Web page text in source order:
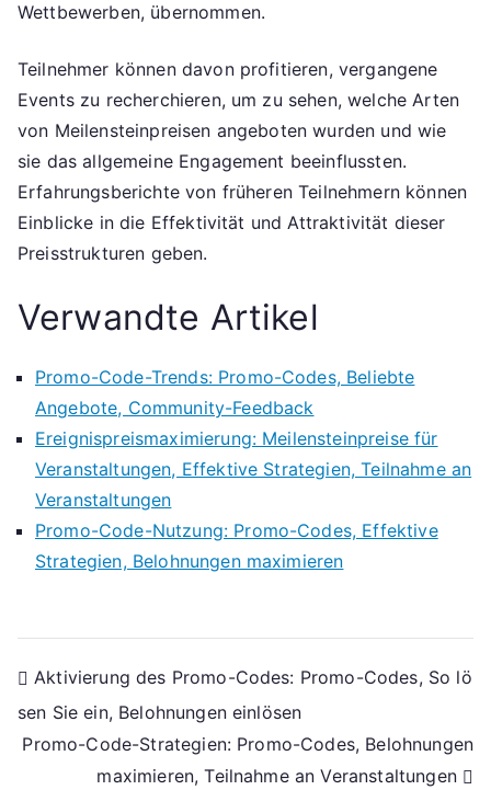
Wettbewerben, übernommen.
Teilnehmer können davon profitieren, vergangene
Events zu recherchieren, um zu sehen, welche Arten
von Meilensteinpreisen angeboten wurden und wie
sie das allgemeine Engagement beeinflussten.
Erfahrungsberichte von früheren Teilnehmern können
Einblicke in die Effektivität und Attraktivität dieser
Preisstrukturen geben.
Verwandte Artikel
Promo-Code-Trends: Promo-Codes, Beliebte
Angebote, Community-Feedback
Ereignispreismaximierung: Meilensteinpreise für
Veranstaltungen, Effektive Strategien, Teilnahme an
Veranstaltungen
Promo-Code-Nutzung: Promo-Codes, Effektive
Strategien, Belohnungen maximieren
Post
navigation
Aktivierung des Promo-Codes: Promo-Codes, So lö
sen Sie ein, Belohnungen einlösen
Promo-Code-Strategien: Promo-Codes, Belohnungen
maximieren, Teilnahme an Veranstaltungen